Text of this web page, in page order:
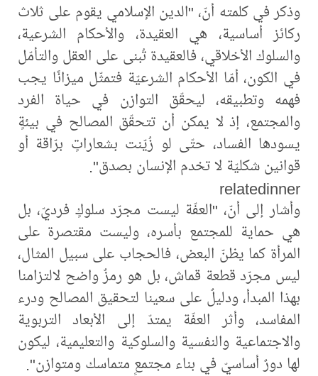
وذكر في كلمته أنّ، "الدين الإسلامي يقوم على ثلاث
ركائز أساسية، هي العقيدة، والأحكام الشرعية،
والسلوك الأخلاقي، فالعقيدة تُبنى على العقل والتأمّل
في الكون، أمّا الأحكام الشرعيّة فتمثّل ميزانًا يجب
فهمه وتطبيقه، ليحقّق التوازن في حياة الفرد
والمجتمع، إذ لا يمكن أن تتحقّق المصالح في بيئةٍ
يسودها الفساد، حتّى لو زُيّنت بشعاراتٍ برّاقة أو
قوانين شكليّة لا تخدم الإنسان بصدق".
relatedinner
وأشار إلى أنّ، "العفّة ليست مجرّد سلوكٍ فرديّ، بل
هي حماية للمجتمع بأسره، وليست مقتصرة على
المرأة كما يظنّ البعض، فالحجاب على سبيل المثال،
ليس مجرّد قطعة قماش، بل هو رمزٌ واضح لالتزامنا
بهذا المبدأ، ودليلٌ على سعينا لتحقيق المصالح ودرء
المفاسد، وأثر العفّة يمتدّ إلى الأبعاد التربوية
والاجتماعية والنفسية والسلوكية والتعليمية، ليكون
لها دورٌ أساسيّ في بناء مجتمعٍ متماسك ومتوازن".